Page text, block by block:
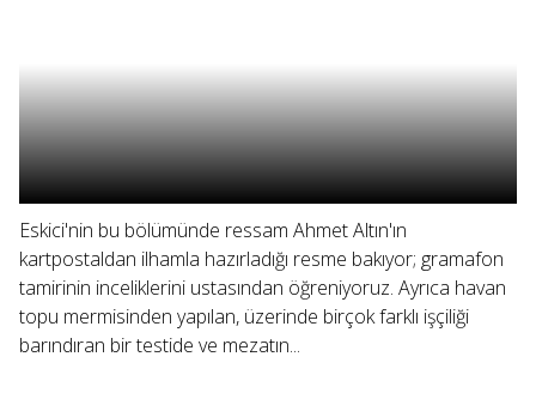
Eskici'nin bu bölümünde ressam Ahmet Altın'ın
kartpostaldan ilhamla hazırladığı resme bakıyor; gramafon
tamirinin inceliklerini ustasından öğreniyoruz. Ayrıca havan
topu mermisinden yapılan, üzerinde birçok farklı işçiliği
barındıran bir testide ve mezatın...